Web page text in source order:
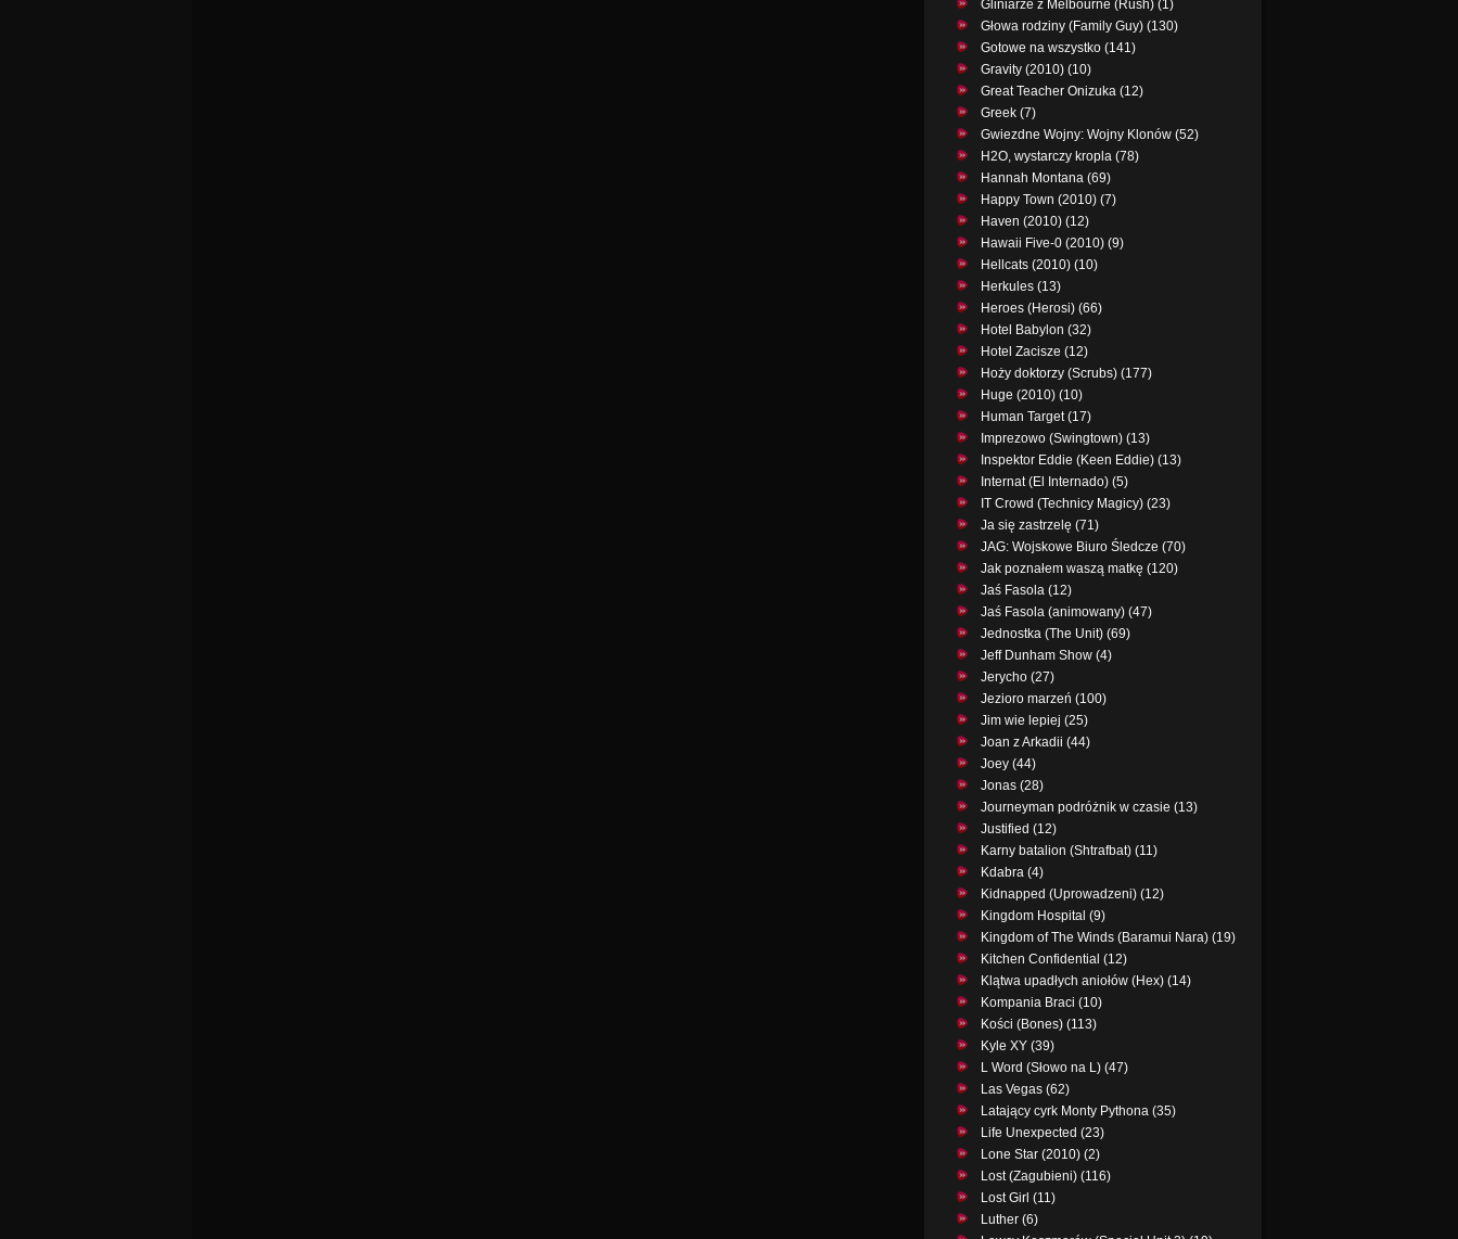
Gliniarze z Melbourne (Rush) (1)
Głowa rodziny (Family Guy) (130)
Gotowe na wszystko (141)
Gravity (2010) (10)
Great Teacher Onizuka (12)
Greek (7)
Gwiezdne Wojny: Wojny Klonów (52)
H2O, wystarczy kropla (78)
Hannah Montana (69)
Happy Town (2010) (7)
Haven (2010) (12)
Hawaii Five-0 (2010) (9)
Hellcats (2010) (10)
Herkules (13)
Heroes (Herosi) (66)
Hotel Babylon (32)
Hotel Zacisze (12)
Hoży doktorzy (Scrubs) (177)
Huge (2010) (10)
Human Target (17)
Imprezowo (Swingtown) (13)
Inspektor Eddie (Keen Eddie) (13)
Internat (El Internado) (5)
IT Crowd (Technicy Magicy) (23)
Ja się zastrzelę (71)
JAG: Wojskowe Biuro Śledcze (70)
Jak poznałem waszą matkę (120)
Jaś Fasola (12)
Jaś Fasola (animowany) (47)
Jednostka (The Unit) (69)
Jeff Dunham Show (4)
Jerycho (27)
Jezioro marzeń (100)
Jim wie lepiej (25)
Joan z Arkadii (44)
Joey (44)
Jonas (28)
Journeyman podróżnik w czasie (13)
Justified (12)
Karny batalion (Shtrafbat) (11)
Kdabra (4)
Kidnapped (Uprowadzeni) (12)
Kingdom Hospital (9)
Kingdom of The Winds (Baramui Nara) (19)
Kitchen Confidential (12)
Klątwa upadłych aniołów (Hex) (14)
Kompania Braci (10)
Kości (Bones) (113)
Kyle XY (39)
L Word (Słowo na L) (47)
Las Vegas (62)
Latający cyrk Monty Pythona (35)
Life Unexpected (23)
Lone Star (2010) (2)
Lost (Zagubieni) (116)
Lost Girl (11)
Luther (6)